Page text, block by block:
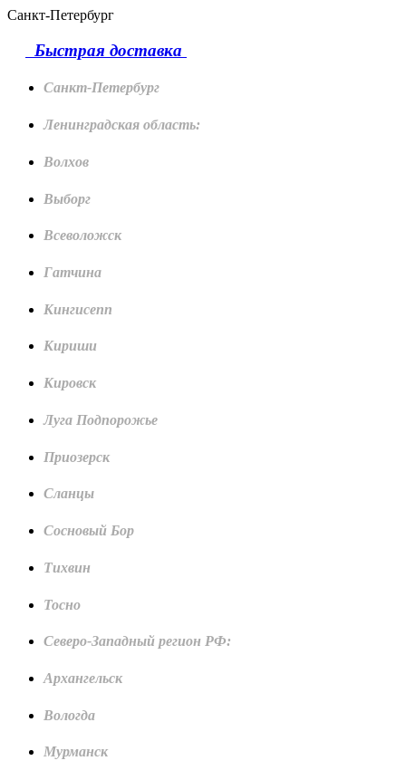
Санкт-Петербург
Быстрая доставка
Санкт-Петербург
Ленинградская область:
Волхов
Выборг
Всеволожск
Гатчина
Кингисепп
Кириши
Кировск
Луга Подпорожье
Приозерск
Сланцы
Сосновый Бор
Тихвин
Тосно
Северо-Западный регион РФ:
Архангельск
Вологда
Мурманск